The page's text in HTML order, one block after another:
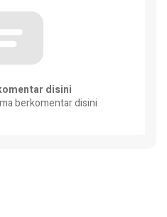
disini
berkomentar disini